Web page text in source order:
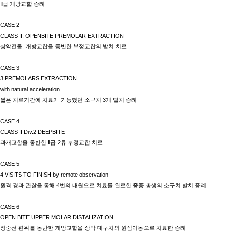
급 개방교합 증례
CASE 2
CLASS II, OPENBITE PREMOLAR EXTRACTION
상악전돌 개방교합을 동반한 부정교합의 발치 치료
CASE 3
3 PREMOLARS EXTRACTION
with natural acceleration
짧은 치료기간에 치료가 가능했던 소구치 3개 발치 증례
CASE 4
CLASS II Div.2 DEEPBITE
과개교합을 동반한
급 2류 부정교합 치료
CASE 5
4 VISITS TO FINISH by remote observation
원격 경과 관찰을 통해 4번의 내원으로 치료를 완료한 중증 총생의 소구치 발치 증례
CASE 6
OPEN BITE UPPER MOLAR DISTALIZATION
정중선 편위를 동반한 개방교합을 상악 대구치의 원심이동으로 치료한 증례